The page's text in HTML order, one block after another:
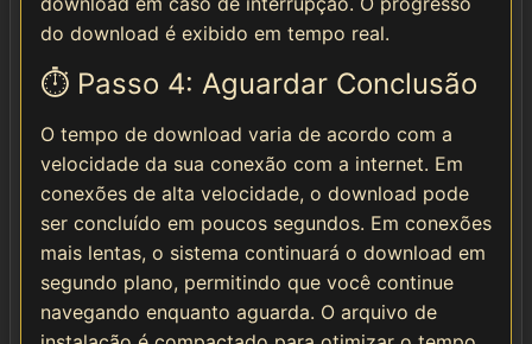
do download é exibido em tempo real.
⏱️ Passo 4: Aguardar Conclusão
O tempo de download varia de acordo com a
velocidade da sua conexão com a internet. Em
conexões de alta velocidade, o download pode
ser concluído em poucos segundos. Em conexões
mais lentas, o sistema continuará o download em
segundo plano, permitindo que você continue
navegando enquanto aguarda. O arquivo de